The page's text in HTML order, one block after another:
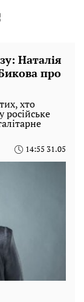
Наталія
про
хто
російське
14:55 31.05